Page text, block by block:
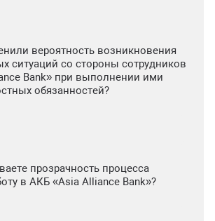
вероятность возникновения
ситуаций со стороны сотрудников
Bank» при выполнении ими
обязанностей?
прозрачность процесса
в АКБ «Asia Alliance Bank»?